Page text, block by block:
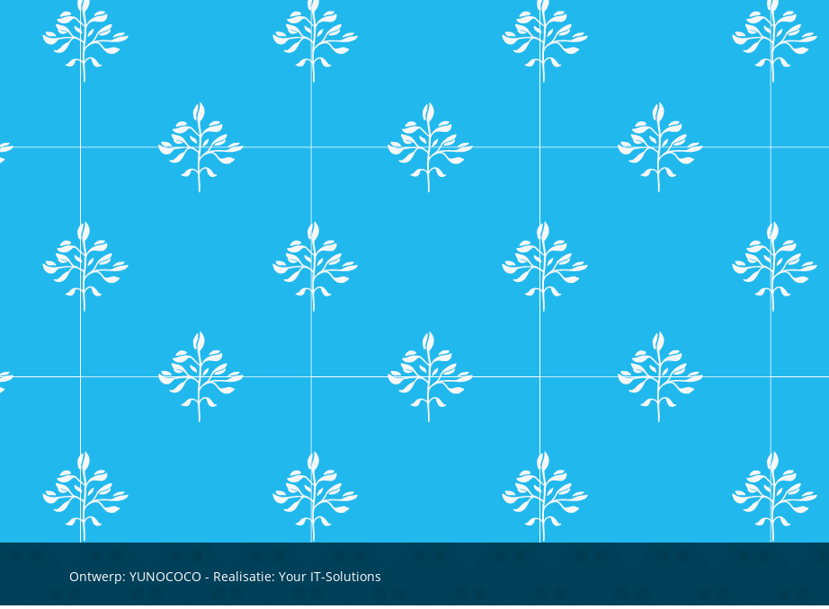
Ontwerp: YUNOCOCO - Realisatie: Your IT-Solutions